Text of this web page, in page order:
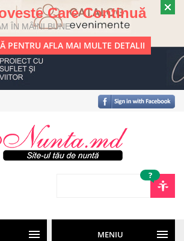
Care Continuă
ÎN MÂINI BUNE
PENTRU AFLA MAI MULTE DETALII
?
MENIU